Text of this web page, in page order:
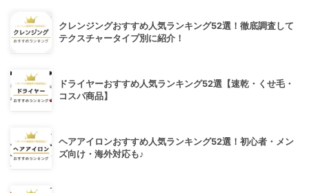
クレンジングおすすめ人気ランキング52選！徹底調査して
テクスチャータイプ別に紹介！
ドライヤーおすすめ人気ランキング52選【速乾・くせ毛・
コスパ商品】
ヘアアイロンおすすめ人気ランキング52選！初心者・メン
ズ向け・海外対応も♪